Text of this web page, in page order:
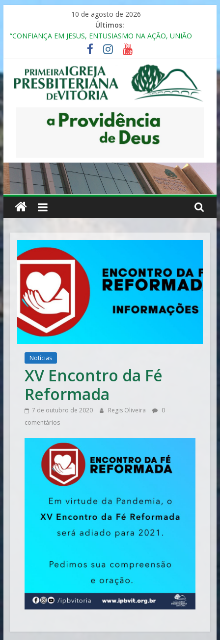
10 de agosto de 2026
Últimos:
“CONFIANÇA EM JESUS, ENTUSIASMO NA AÇÃO, UNIÃO
Seminário da Família 2025
Formação em Inclusão, Ensino e Relacionamento com
Pessoas Atípicas
12º ENCONTRO DE CASAIS
MULHER PRESBITERIANA
Primeira
Presbiteriana
de
Vitória
Notícias
XV Encontro da Fé
Reformada
7 de outubro de 2020 Regis Oliveira
0
comentários